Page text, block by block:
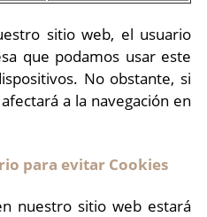
sitio web, el usuario
que podamos usar este
No obstante, si
a la navegación en
para evitar Cookies
nuestro sitio web estará